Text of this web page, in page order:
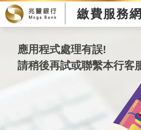
繳費服務網
應用程式處理有誤!
請稍後再試或聯繫本行客